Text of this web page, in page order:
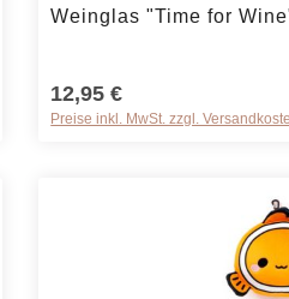
ein oder
Produkt Anzahl:
Weinglas "Time for
12,95 €
Preise inkl. MwSt. zzgl.